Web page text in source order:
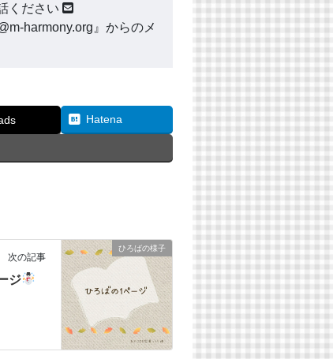
ください
harmony.org』からのメ
Hatena
ひろばの様子
次の記事
ジ